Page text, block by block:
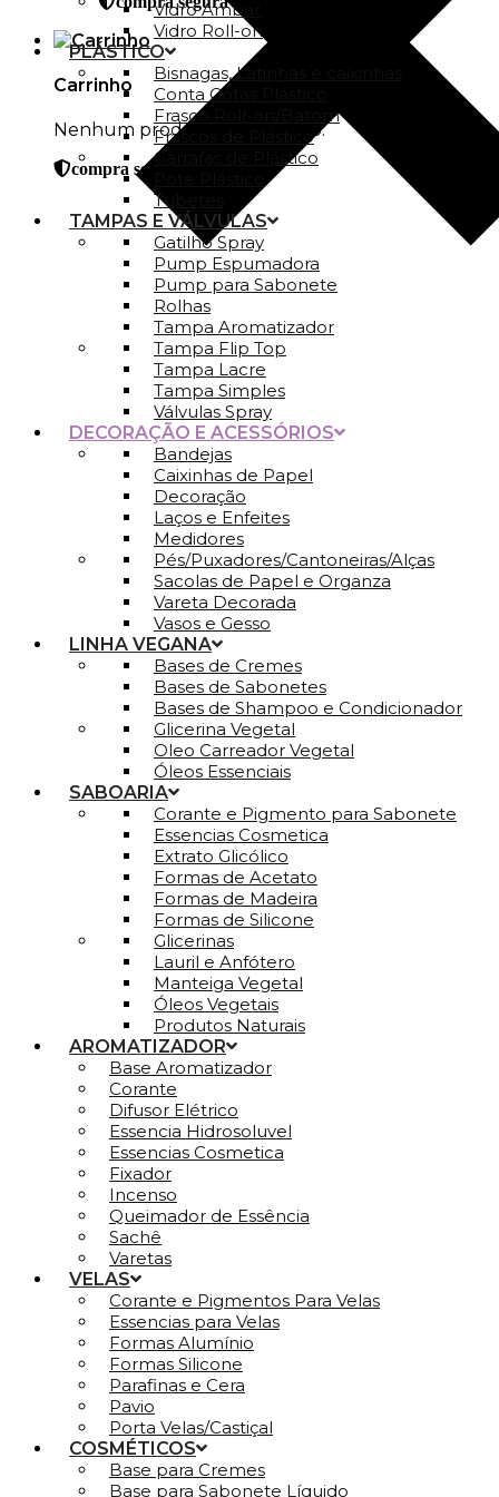
Carrinho
Nenhum produto no carrinho.
compra segura
Vidro Ambar
Vidro Roll-on
PLÁSTICO
Bisnagas, Latinhas e caixinhas
Conta Gotas Plástico
Frasco Roll-on/Batom
Frascos de Plástico
Garrafas de Plástico
Tubetes
TAMPAS E VÁLVULAS
Gatilho Spray
Pump Espumadora
Pump para Sabonete
Rolhas
Tampa Aromatizador
Tampa Flip Top
Tampa Lacre
Tampa Simples
Válvulas Spray
DECORAÇÃO E ACESSÓRIOS
Bandejas
Caixinhas de Papel
Decoração
Laços e Enfeites
Medidores
Pés/Puxadores/Cantoneiras/Alças
Sacolas de Papel e Organza
Vareta Decorada
Vasos e Gesso
LINHA VEGANA
Bases de Cremes
Bases de Sabonetes
Bases de Shampoo e Condicionador
Glicerina Vegetal
Oleo Carreador Vegetal
Óleos Essenciais
SABOARIA
Corante e Pigmento para Sabonete
Essencias Cosmetica
Extrato Glicólico
Formas de Acetato
Formas de Madeira
Formas de Silicone
Glicerinas
Lauril e Anfótero
Manteiga Vegetal
Óleos Vegetais
Produtos Naturais
AROMATIZADOR
Base Aromatizador
Corante
Difusor Elétrico
Essencia Hidrosoluvel
Essencias Cosmetica
Fixador
Incenso
Queimador de Essência
Sachê
Varetas
VELAS
Corante e Pigmentos Para Velas
Essencias para Velas
Formas Alumínio
Formas Silicone
Parafinas e Cera
Pavio
Porta Velas/Castiçal
COSMÉTICOS
Base para Cremes
Base para Sabonete Líquido